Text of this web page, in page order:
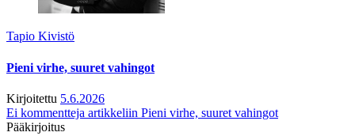
Tapio Kivistö
Pieni virhe, suuret vahingot
Kirjoitettu 5.6.2026
Ei kommentteja artikkeliin Pieni virhe, suuret vahingot
Pääkirjoitus